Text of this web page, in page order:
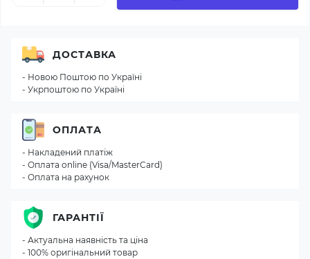
ДОСТАВКА
- Новою Поштою по Україні
- Укрпоштою по Україні
ОПЛАТА
- Накладений платіж
- Оплата online (Visa/MasterCard)
- Оплата на рахунок
ГАРАНТІЇ
- Актуальна наявність та ціна
- 100% оригінальний товар